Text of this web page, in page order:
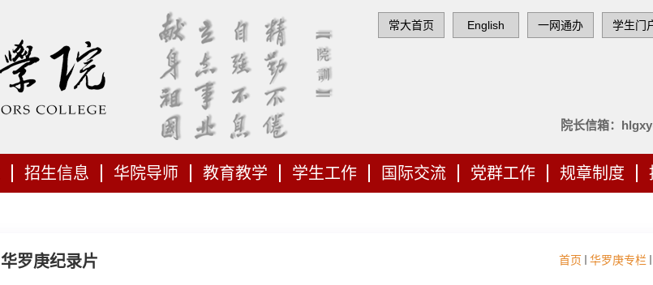
常大首页 English 一网通办 学生门
院长信箱：
招生信息 华院导师 教育教学 学生工作 国际交流 党群工作 规章制度
华罗庚纪录片 首页 华罗庚专栏